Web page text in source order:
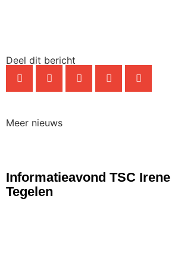
Deel dit bericht
Meer nieuws
Informatieavond TSC Irene
Tegelen